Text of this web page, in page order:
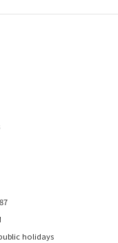
holidays